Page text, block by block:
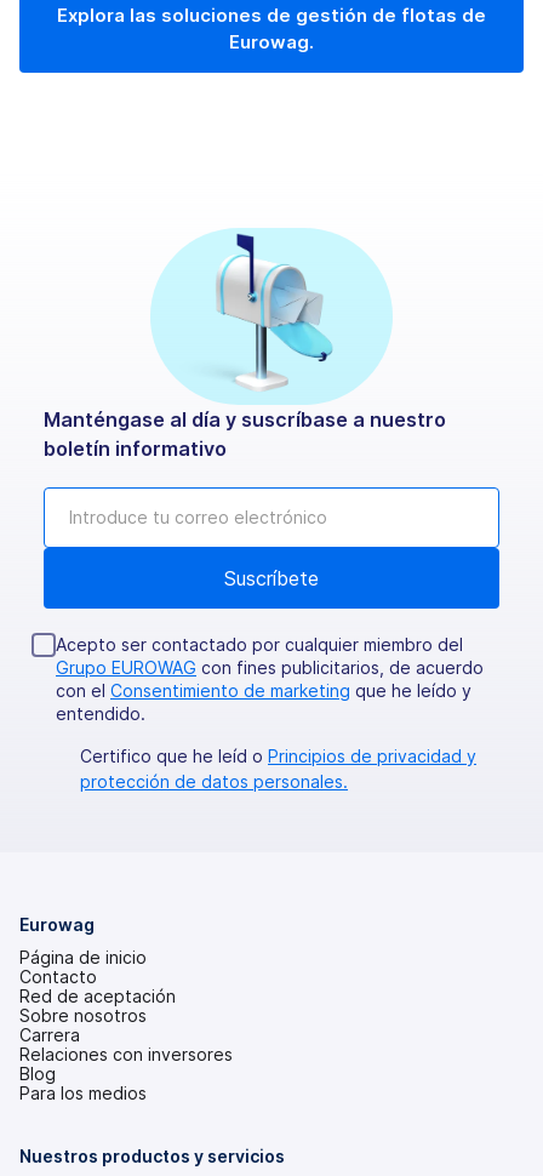
Explora las soluciones de gestión de flotas de
Eurowag.
Manténgase al día y suscríbase a nuestro
boletín informativo
Acepto ser contactado por cualquier miembro del
Grupo EUROWAG con fines publicitarios, de acuerdo
con el Consentimiento de marketing que he leído y
entendido.
Certifico que he leíd o Principios de privacidad y
protección de datos personales.
Eurowag
Página de inicio
Contacto
Red de aceptación
Sobre nosotros
Carrera
Relaciones con inversores
(se
abre
pestaña
Blog
Para los medios
Nuestros productos y servicios